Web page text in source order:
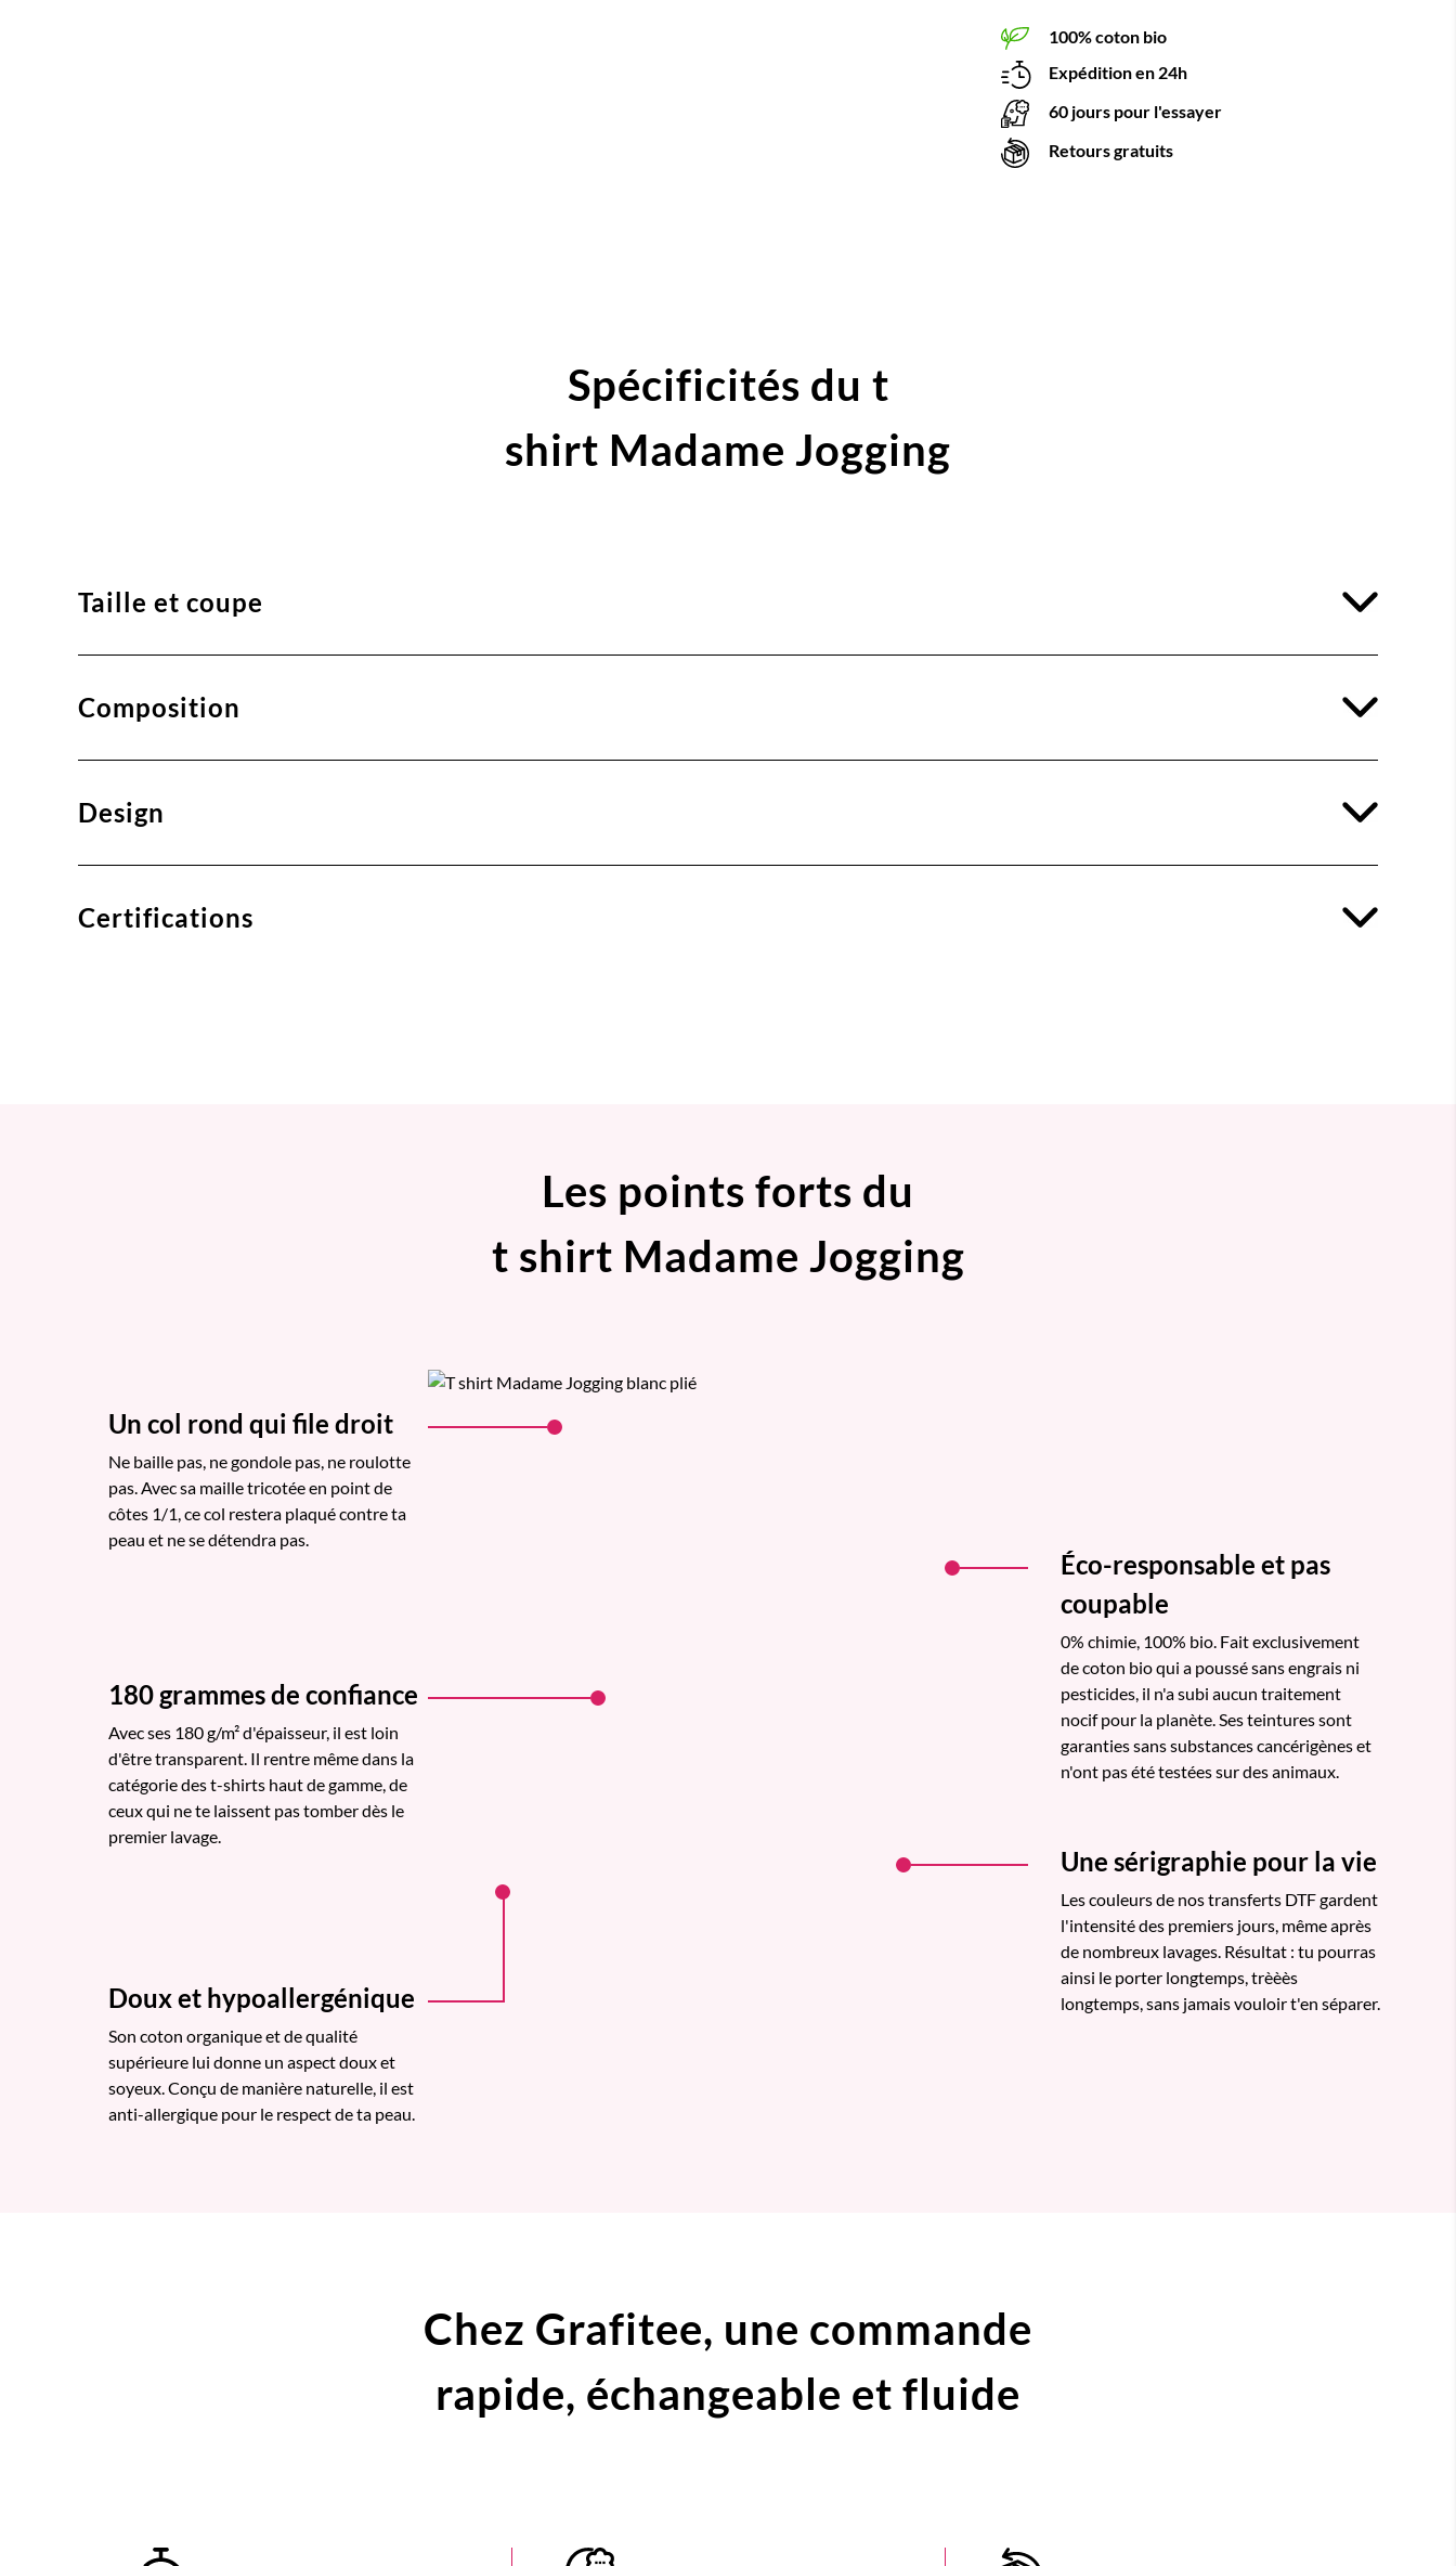
100% coton bio
Expédition en 24h
60 jours pour l'essayer
Retours gratuits
Spécificités du t
shirt Madame Jogging
Taille et coupe
Composition
Design
Certifications
Les points forts du
t shirt Madame Jogging
Un col rond qui file droit
Ne baille pas, ne gondole pas, ne roulotte
pas. Avec sa maille tricotée en point de
côtes 1/1, ce col restera plaqué contre ta
peau et ne se détendra pas.
Éco-responsable et pas
coupable
0% chimie, 100% bio. Fait exclusivement
de coton bio qui a poussé sans engrais ni
pesticides, il n'a subi aucun traitement
nocif pour la planète. Ses teintures sont
garanties sans substances cancérigènes et
n'ont pas été testées sur des animaux.
180 grammes de confiance
Avec ses 180 g/m² d'épaisseur, il est loin
d'être transparent. Il rentre même dans la
catégorie des t-shirts haut de gamme, de
ceux qui ne te laissent pas tomber dès le
premier lavage.
Une sérigraphie pour la vie
Les couleurs de nos transferts DTF gardent
l'intensité des premiers jours, même après
de nombreux lavages. Résultat : tu pourras
ainsi le porter longtemps, trèèès
longtemps, sans jamais vouloir t'en séparer.
Doux et hypoallergénique
Son coton organique et de qualité
supérieure lui donne un aspect doux et
soyeux. Conçu de manière naturelle, il est
anti-allergique pour le respect de ta peau.
Chez Grafitee, une commande
rapide, échangeable et fluide